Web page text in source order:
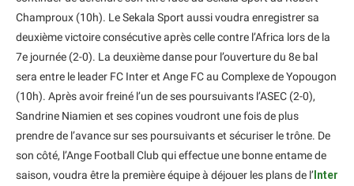
Champroux (10h). Le Sekala Sport aussi voudra enregistrer sa
deuxième victoire consécutive après celle contre l’Africa lors de la
7e journée (2-0). La deuxième danse pour l’ouverture du 8e bal
sera entre le leader FC Inter et Ange FC au Complexe de Yopougon
(10h). Après avoir freiné l’un de ses poursuivants l’ASEC (2-0),
Sandrine Niamien et ses copines voudront une fois de plus
prendre de l’avance sur ses poursuivants et sécuriser le trône. De
son côté, l’Ange Football Club qui effectue une bonne entame de
saison, voudra être la première équipe à déjouer les plans de l’ Inter